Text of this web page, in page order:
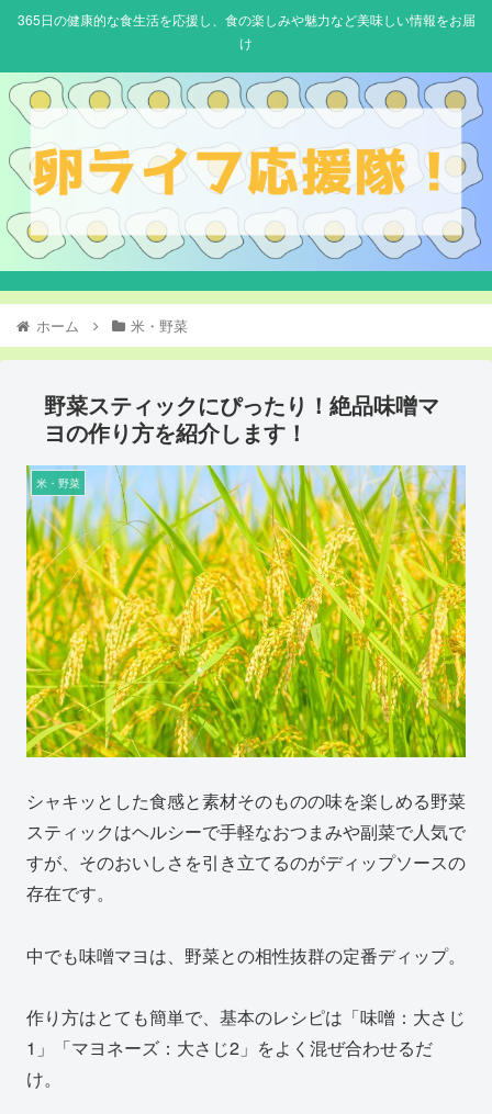
365日の健康的な食生活を応援し、食の楽しみや魅力など美味しい情報をお届
け
ホーム 米・野菜
野菜スティックにぴったり！絶品味噌マ
ヨの作り方を紹介します！
米・野菜
シャキッとした食感と素材そのものの味を楽しめる野菜
スティックはヘルシーで手軽なおつまみや副菜で人気で
すが、そのおいしさを引き立てるのがディップソースの
存在です。
中でも味噌マヨは、野菜との相性抜群の定番ディップ。
作り方はとても簡単で、基本のレシピは「味噌：大さじ
1」「マヨネーズ：大さじ2」をよく混ぜ合わせるだ
け。